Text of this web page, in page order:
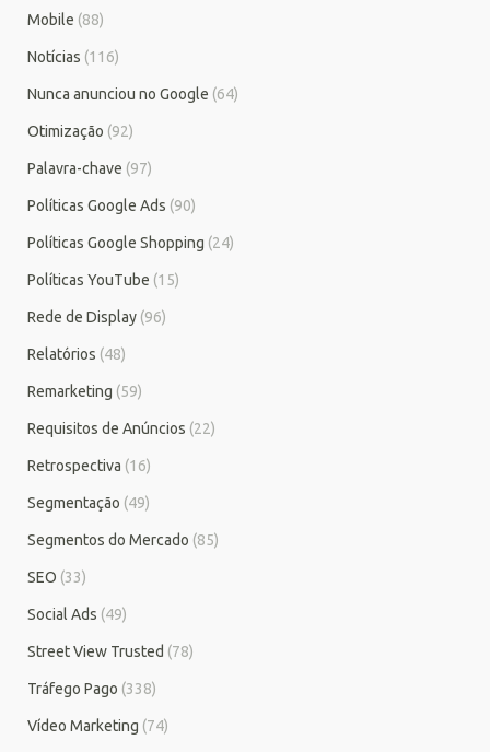
Mobile (88)
Notícias (116)
Nunca anunciou no Google (64)
Otimização (92)
Palavra-chave (97)
Políticas Google Ads (90)
Políticas Google Shopping (24)
Políticas YouTube (15)
Rede de Display (96)
Relatórios (48)
Remarketing (59)
Requisitos de Anúncios (22)
Retrospectiva (16)
Segmentação (49)
Segmentos do Mercado (85)
SEO (33)
Social Ads (49)
Street View Trusted (78)
Tráfego Pago (338)
Vídeo Marketing (74)